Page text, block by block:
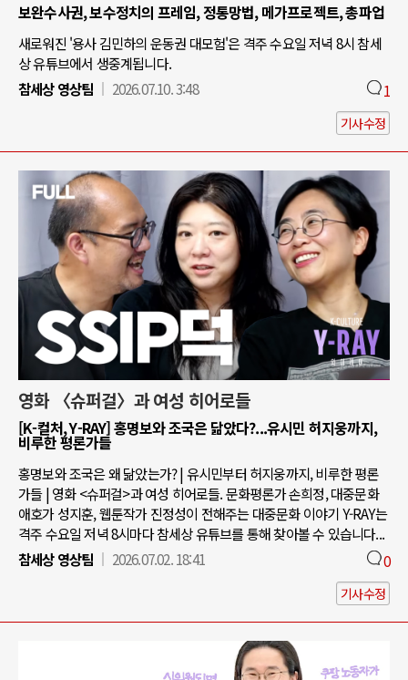
보완수사권, 보수정치의 프레임, 정통망법, 메가프로젝트, 총파업
새로워진 '용사 김민하의 운동권 대모험'은 격주 수요일 저녁 8시 참세
상 유튜브에서 생중계됩니다.
참세상 영상팀
2026.07.10. 3:48 1
기사수정
영화 〈슈퍼걸〉과 여성 히어로들
[K-컬처, Y-RAY] 홍명보와 조국은 닮았다?...유시민 허지웅까지,
비루한 평론가들
홍명보와 조국은 왜 닮았는가? | 유시민부터 허지웅까지, 비루한 평론
가들 | 영화 <슈퍼걸>과 여성 히어로들. 문화평론가 손희정, 대중문화
애호가 성지훈, 웹툰작가 진정성이 전해주는 대중문화 이야기 Y-RAY는
격주 수요일 저녁 8시마다 참세상 유튜브를 통해 찾아볼 수 있습니다...
참세상 영상팀
2026.07.02. 18:41 0
기사수정